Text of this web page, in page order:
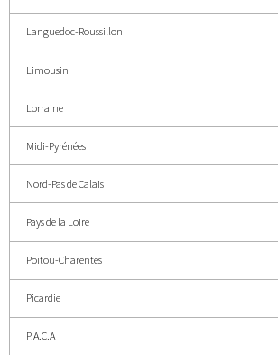
Languedoc-Roussillon
Limousin
Lorraine
Midi-Pyrénées
Nord-Pas de Calais
Pays de la Loire
Poitou-Charentes
Picardie
P.A.C.A